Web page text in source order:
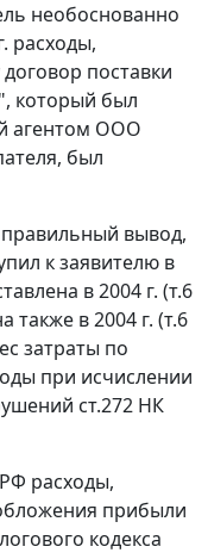
необоснованно
расходы,
поставки
который был
агентом ООО
был
вывод,
к заявителю в
в 2004 г. (т.6
также в 2004 г. (т.6
затраты по
при исчислении
ст.272 НК
расходы,
прибыли
кодекса